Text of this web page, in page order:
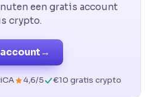
een gratis account
crypto.
→
4,6/5 €10 gratis crypto